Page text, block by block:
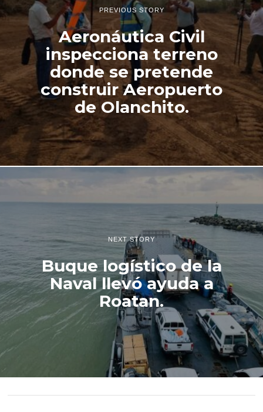
PREVIOUS STORY
Aeronáutica Civil
inspecciona terreno
donde se pretende
construir Aeropuerto
de Olanchito.
NEXT STORY
Buque logístico de la
Naval llevó ayuda a
Roatan.